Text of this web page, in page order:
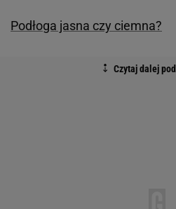
Podłoga jasna czy ciemna?